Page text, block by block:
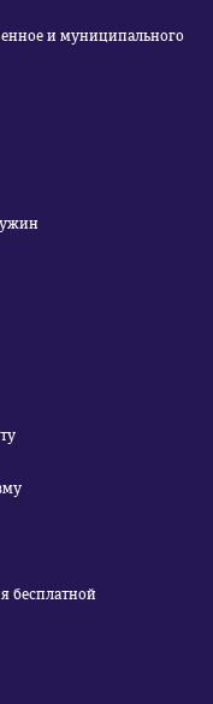
и муниципального
бесплатной